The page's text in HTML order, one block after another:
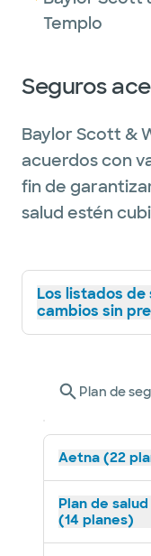
Templo
Seguros
Baylor Scott &
acuerdos con
fin de
salud estén
Los listados
cambios sin
Plan de
Aetna (22
Plan de
(14 planes)